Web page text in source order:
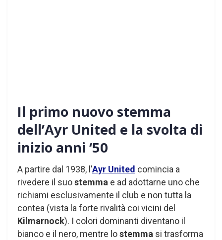
Il primo nuovo stemma
dell’Ayr United e la svolta di
inizio anni ‘50
A partire dal 1938, l’Ayr United comincia a
rivedere il suostemma e ad adottarne uno che
richiami esclusivamente il club e non tutta la
contea (vista la forte rivalità coi vicini del
Kilmarnock). I colori dominanti diventano il
bianco e il nero, mentre lostemma si trasforma